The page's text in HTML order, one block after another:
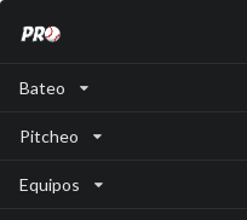
Bateo
Pitcheo
Equipos